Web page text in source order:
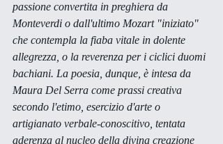
passione convertita in preghiera da
Monteverdi o dall'ultimo Mozart "iniziato"
che contempla la fiaba vitale in dolente
allegrezza, o la reverenza per i ciclici duomi
bachiani. La poesia, dunque, è intesa da
Maura Del Serra come prassi creativa
secondo l'etimo, esercizio d'arte o
artigianato verbale-conoscitivo, tentata
aderenza al nucleo della divina creazione